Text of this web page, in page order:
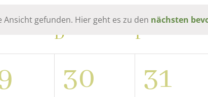
Hinweis
gefunden. Hier geht es zu den nächsten
D DONNERSTAG
F
0
30
0
31